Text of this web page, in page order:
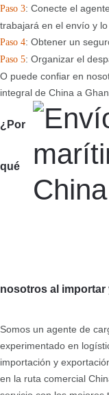
Paso 3: Conecte el
trabajará en el envío y
Paso 4: Obtener un
Paso 5: Organizar el
O puede confiar en
integral de China a
¿Por
qué
nosotros al importar
Somos un agente de
experimentado en
importación y
en la ruta comercial